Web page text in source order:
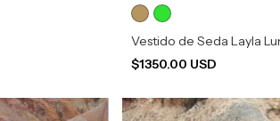
Vestido de Seda Layla
$1350.00 USD